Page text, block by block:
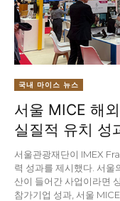
국내 마이스 뉴스
서울 MICE 해
실질적 유치 성
서울관광재단이 IMEX
력 성과를 제시했다. 서울
산이 들어간 사업이라면
참가기업 성과, 서울